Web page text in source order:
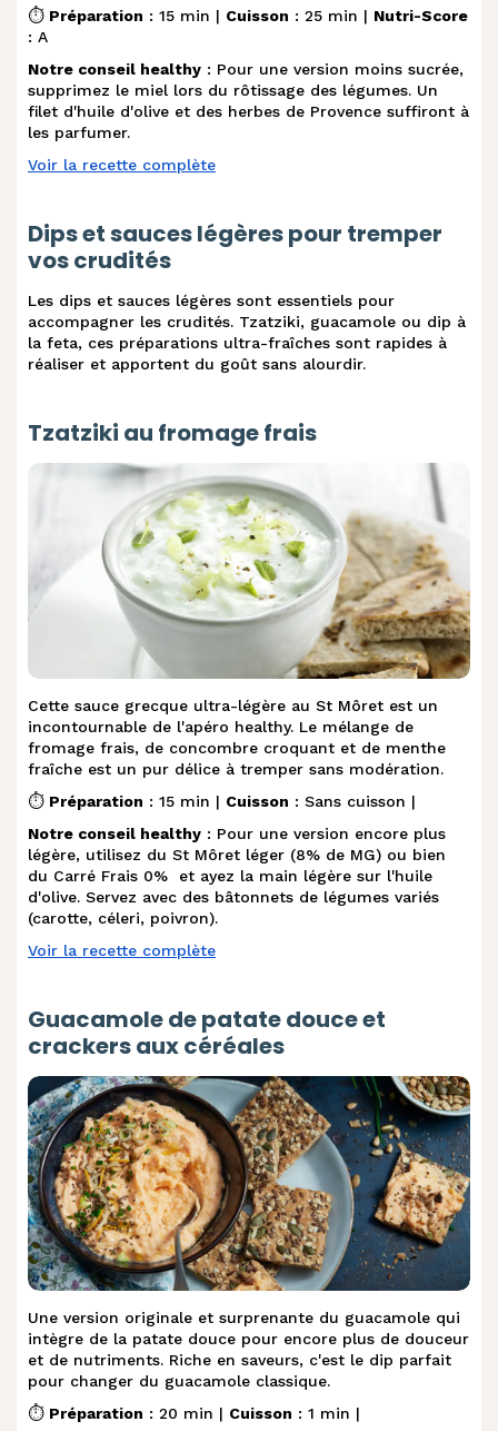
⏱️ Préparation : 15 min | Cuisson : 25 min | Nutri-Score
: A
Notre conseil healthy : Pour une version moins sucrée,
supprimez le miel lors du rôtissage des légumes. Un
filet d'huile d'olive et des herbes de Provence suffiront à
les parfumer.
Voir la recette complète
Dips et sauces légères pour tremper
vos crudités
Les dips et sauces légères sont essentiels pour
accompagner les crudités. Tzatziki, guacamole ou dip à
la feta, ces préparations ultra-fraîches sont rapides à
réaliser et apportent du goût sans alourdir.
Tzatziki au fromage frais
Cette sauce grecque ultra-légère au St Môret est un
incontournable de l'apéro healthy. Le mélange de
fromage frais, de concombre croquant et de menthe
fraîche est un pur délice à tremper sans modération.
⏱️ Préparation : 15 min | Cuisson : Sans cuisson |
Notre conseil healthy : Pour une version encore plus
légère, utilisez du St Môret léger (8% de MG) ou bien
du Carré Frais 0% et ayez la main légère sur l'huile
d'olive. Servez avec des bâtonnets de légumes variés
(carotte, céleri, poivron).
Voir la recette complète
Guacamole de patate douce et
crackers aux céréales
Une version originale et surprenante du guacamole qui
intègre de la patate douce pour encore plus de douceur
et de nutriments. Riche en saveurs, c'est le dip parfait
pour changer du guacamole classique.
⏱️ Préparation : 20 min | Cuisson : 1 min |